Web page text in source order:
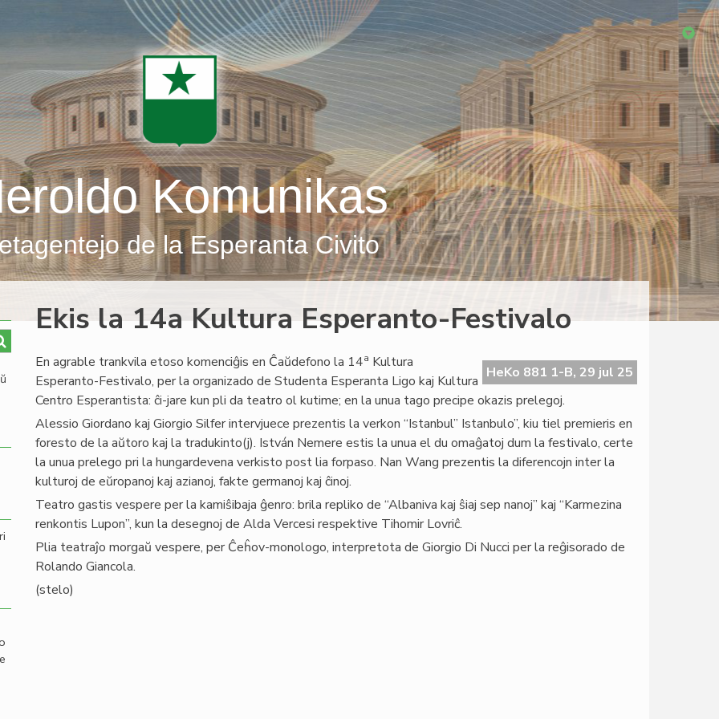
Komunikas
de la Esperanta Civito
Ekis la 14a Kultura Esperanto-Festivalo
HeKo 881 1-B, 29 jul 25
En agrable trankvila etoso komenciĝis en Ĉaŭdefono la 14a Kultura
Esperanto-Festivalo, per la organizado de Studenta Esperanta Ligo kaj Kultura
Centro Esperantista: ĉi-jare kun pli da teatro ol kutime; en la unua tago precipe okazis prelegoj.
Alessio Giordano kaj Giorgio Silfer intervjuece prezentis la verkon “Istanbul” Istanbulo”, kiu tiel premieris en
foresto de la aŭtoro kaj la tradukinto(j). István Nemere estis la unua el du omaĝatoj dum la festivalo, certe
la unua prelego pri la hungardevena verkisto post lia forpaso. Nan Wang prezentis la diferencojn inter la
kulturoj de eŭropanoj kaj azianoj, fakte germanoj kaj ĉinoj.
Teatro gastis vespere per la kamiŝibaja ĝenro: brila repliko de “Albaniva kaj ŝiaj sep nanoj” kaj “Karmezina
renkontis Lupon”, kun la desegnoj de Alda Vercesi respektive Tihomir Lovriĉ.
Plia teatraĵo morgaŭ vespere, per Ĉeĥov-monologo, interpretota de Giorgio Di Nucci per la reĝisorado de
Rolando Giancola.
(stelo)